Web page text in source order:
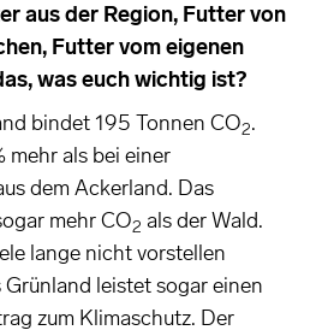
aus der Region, Futter von
Futter vom eigenen
was euch wichtig ist?
bindet 195 Tonnen CO2.
mehr als bei einer
dem Ackerland. Das
mehr CO2 als der Wald.
lange nicht vorstellen
leistet sogar einen
zum Klimaschutz. Der